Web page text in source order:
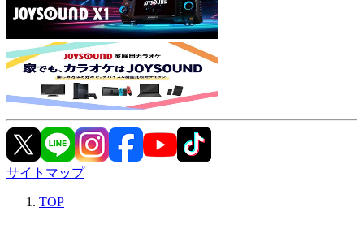
サイトマップ
TOP